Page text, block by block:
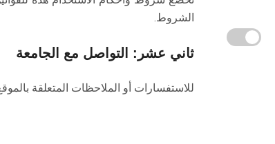
الشروط.
ثاني عشر: التواصل مع الجامعة
للاستفسارات أو الملاحظات المتعلقة